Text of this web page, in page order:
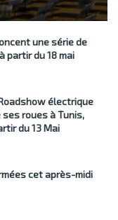
une série de
partir du 18 mai
électrique
roues à Tunis,
du 13 Mai
cet après-midi